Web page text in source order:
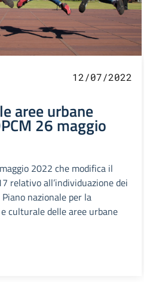
12/07/2022
aree urbane
26 maggio
2022 che modifica il
relativo all’individuazione dei
nazionale per la
culturale delle aree urbane